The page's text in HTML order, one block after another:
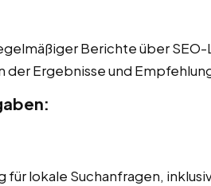
Berichte über
der Ergebnisse und
für lokale Suchanfragen,